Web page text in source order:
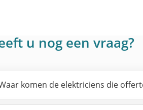
u nog een vraag?
komen de elektriciens die